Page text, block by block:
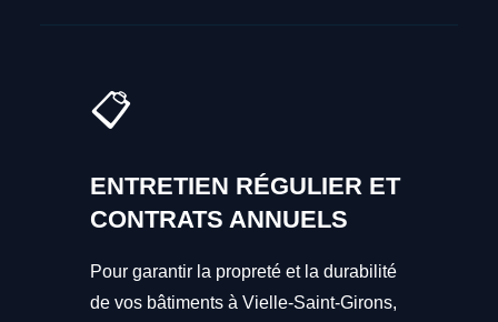
📋
ENTRETIEN RÉGULIER ET
CONTRATS ANNUELS
Pour garantir la propreté et la durabilité
de vos bâtiments à Vielle-Saint-Girons,